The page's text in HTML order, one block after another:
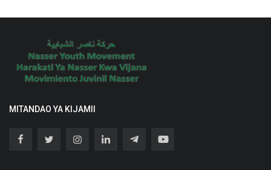
MITANDAO YA KIJAMII